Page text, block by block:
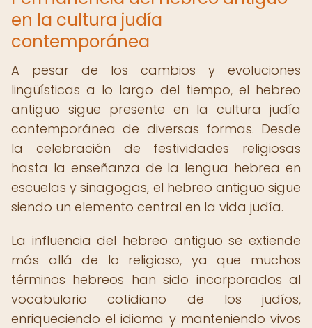
en la cultura judía
contemporánea
A pesar de los cambios y evoluciones
lingüísticas a lo largo del tiempo, el hebreo
antiguo sigue presente en la cultura judía
contemporánea de diversas formas. Desde
la celebración de festividades religiosas
hasta la enseñanza de la lengua hebrea en
escuelas y sinagogas, el hebreo antiguo sigue
siendo un elemento central en la vida judía.
La influencia del hebreo antiguo se extiende
más allá de lo religioso, ya que muchos
términos hebreos han sido incorporados al
vocabulario cotidiano de los judíos,
enriqueciendo el idioma y manteniendo vivos